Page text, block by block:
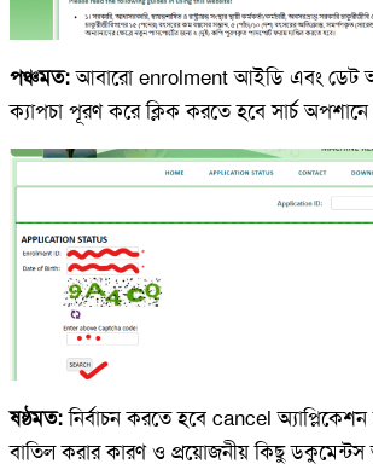
পঞ্চমত:আবারো enrolment আইডি এবং ডেট
ক্যাপচা পূরণ করে ক্লিক করতে হবে সার্চ
ষষ্ঠমত:নির্বাচন করতে হবে cancel
বাতিল করার কারণ ও প্রয়োজনীয় কিছু